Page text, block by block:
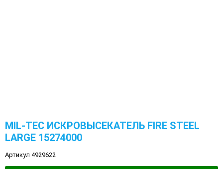
MIL-TEC ИСКРОВЫСЕКАТЕЛЬ FIRE STEEL
LARGE 15274000
Артикул 4929622